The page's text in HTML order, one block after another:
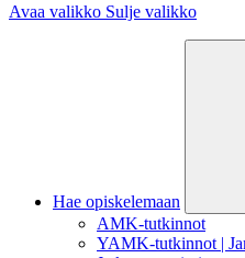
Avaa valikko Sulje valikko
Hae opiskelemaan
AMK-tutkinnot
YAMK-tutkinnot |